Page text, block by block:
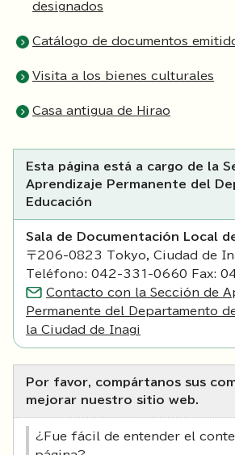
designados
Catálogo de documentos
Visita a los bienes culturales
Casa antigua de Hirao
Esta página está a cargo de la
Aprendizaje Permanente del
Educación
Sala de Documentación Local
〒206-0823 Tokyo, Ciudad de
Teléfono: 042-331-0660 Fax:
Contacto con la Sección de
Permanente del Departamento
la Ciudad de Inagi
Por favor, compártanos sus
mejorar nuestro sitio web.
¿Fue fácil de entender el